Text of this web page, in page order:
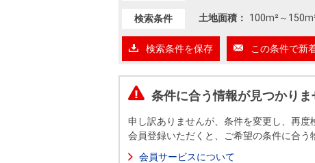
投資用物件を探す
購入向けサービス
住まいと暮らしの税金の本（電子ブック）
売却時手取り金額試算
売却向けサービス
住まいと暮らしの税金の本（電子ブック）
検索条件 土地面積： 100m²～
検索条件を保存 この条件で新
条件に合う情報が見つかりま
申し訳ありませんが、条件を変更し、再度
会員登録いただくと、ご希望の条件に合う
会員サービスについて